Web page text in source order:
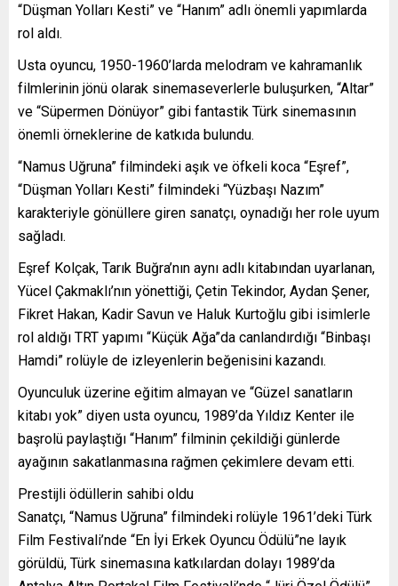
“Düşman Yolları Kesti” ve “Hanım” adlı önemli yapımlarda
rol aldı.
Usta oyuncu, 1950-1960’larda melodram ve kahramanlık
filmlerinin jönü olarak sinemaseverlerle buluşurken, “Altar”
ve “Süpermen Dönüyor” gibi fantastik Türk sinemasının
önemli örneklerine de katkıda bulundu.
“Namus Uğruna” filmindeki aşık ve öfkeli koca “Eşref”,
“Düşman Yolları Kesti” filmindeki “Yüzbaşı Nazım”
karakteriyle gönüllere giren sanatçı, oynadığı her role uyum
sağladı.
Eşref Kolçak, Tarık Buğra’nın aynı adlı kitabından uyarlanan,
Yücel Çakmaklı’nın yönettiği, Çetin Tekindor, Aydan Şener,
Fikret Hakan, Kadir Savun ve Haluk Kurtoğlu gibi isimlerle
rol aldığı TRT yapımı “Küçük Ağa”da canlandırdığı “Binbaşı
Hamdi” rolüyle de izleyenlerin beğenisini kazandı.
Oyunculuk üzerine eğitim almayan ve “Güzel sanatların
kitabı yok” diyen usta oyuncu, 1989’da Yıldız Kenter ile
başrolü paylaştığı “Hanım” filminin çekildiği günlerde
ayağının sakatlanmasına rağmen çekimlere devam etti.
Prestijli ödüllerin sahibi oldu
Sanatçı, “Namus Uğruna” filmindeki rolüyle 1961’deki Türk
Film Festivali’nde “En İyi Erkek Oyuncu Ödülü”ne layık
görüldü, Türk sinemasına katkılardan dolayı 1989’da